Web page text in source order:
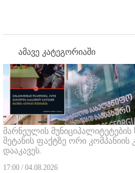
ამავე კატეგორიაში
მარნეულის მუნიციპალიტეტების
შეტანის ფაქტზე ორი
დააკავეს.
17:00 / 04.08.2026